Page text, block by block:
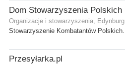
Organizacje i stowarzyszenia, Edynburg
Stowarzyszenie Kombatantów Polskich.
Przesyłarka.pl